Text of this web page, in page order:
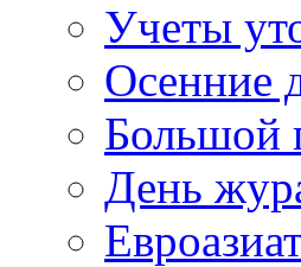
Учеты
Осенние
Большой
День